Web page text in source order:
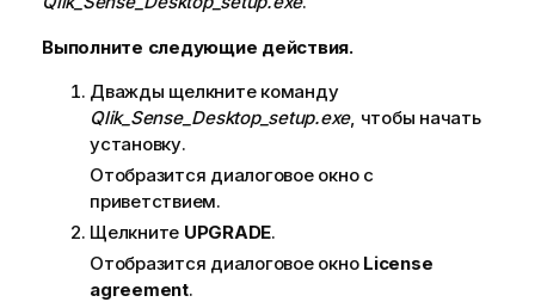
р
а
ц
и
и
Выполните следующие действия.
Дважды щелкните команду
Qlik_Sense_Desktop_setup.exe, чтобы начать
установку.
Отобразится диалоговое окно с
приветствием.
Щелкните UPGRADE.
Отобразится диалоговое окно License
agreement.